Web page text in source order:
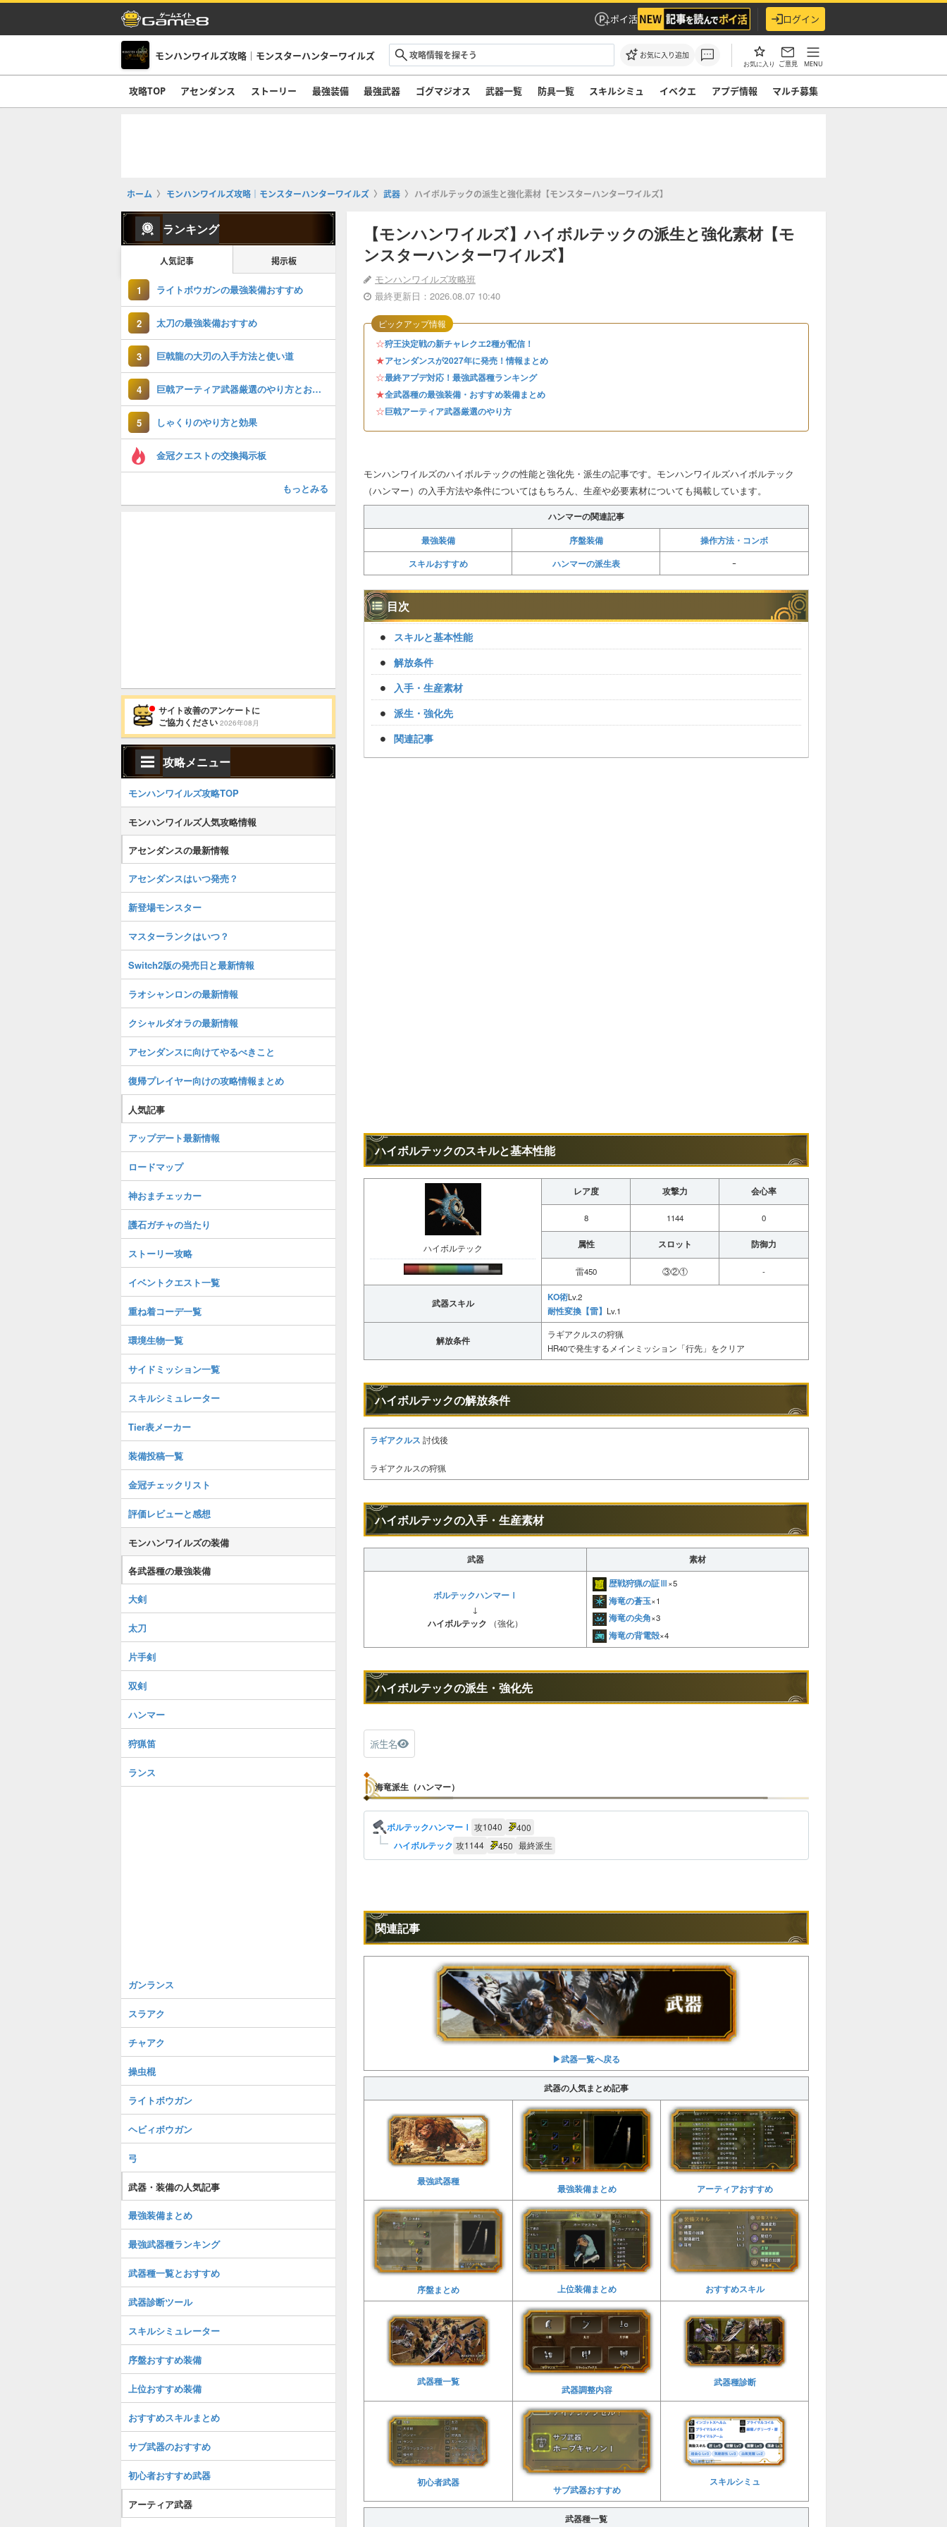
ポイ活 ログイン
モンハンワイルズ攻略｜モンスターハンターワイルズ お気に入り追加
お気に入り ご意見 MENU
攻略TOP アセンダンス ストーリー 最強装備 最強武器 ゴグマジオス 武器一覧 防具一覧 スキルシミュ イベクエ アプデ情報 マルチ募集
ホーム モンハンワイルズ攻略｜モンスターハンターワイルズ 武器 ハイボルテックの派生と強化素材【モンスターハンターワイルズ】
【モンハンワイルズ】ハイボルテックの派生と強化素材【モ
ンスターハンターワイルズ】
モンハンワイルズ攻略班
最終更新日：2026.08.07 10:40
☆狩王決定戦の新チャレクエ2種が配信！
★アセンダンスが2027年に発売！情報まとめ
☆最終アプデ対応！最強武器種ランキング
★全武器種の最強装備・おすすめ装備まとめ
☆巨戟アーティア武器厳選のやり方
ピックアップ情報
モンハンワイルズのハイボルテックの性能と強化先・派生の記事です。モンハンワイルズハイボルテック
（ハンマー）の入手方法や条件についてはもちろん、生産や必要素材についても掲載しています。
ハンマーの関連記事
最強装備 序盤装備
操作方法・コンボ
スキルおすすめ
ハンマーの派生表 ｰ
目次
スキルと基本性能
解放条件
入手・生産素材
派生・強化先
関連記事
ハイボルテックのスキルと基本性能
ハイボルテック
レア度 攻撃力 会心率
8 1144 0
属性 スロット 防御力
雷450 ③②① -
武器スキル
KO術Lv.2
耐性変換【雷】 Lv.1
解放条件
ラギアクルスの狩猟
HR40で発生するメインミッション「行先」をクリア
ハイボルテックの解放条件
ラギアクルス 討伐後
ラギアクルスの狩猟
ハイボルテックの入手・生産素材
武器 素材
ボルテックハンマーⅠ
↓
ハイボルテック （強化）
歴戦狩猟の証Ⅲ×5
海竜の蒼玉×1
海竜の尖角×3
海竜の背電殻×4
ハイボルテックの派生・強化先
派生名
海竜派生（ハンマー）
ボルテックハンマーⅠ 攻1040 400
ハイボルテック 攻1144 450 最終派生
関連記事
▶︎武器一覧へ戻る
武器の人気まとめ記事
最強武器種
最強装備まとめ アーティアおすすめ
序盤まとめ 上位装備まとめ おすすめスキル
武器種一覧
武器調整内容
武器種診断
初心者武器
サブ武器おすすめ
スキルシミュ
武器種一覧
ランキング
人気記事 掲示板
1 ライトボウガンの最強装備おすすめ
2 太刀の最強装備おすすめ
3 巨戟龍の大刃の入手方法と使い道
4 巨戟アーティア武器厳選のやり方とおすすめスキル
5 しゃくりのやり方と効果
金冠クエストの交換掲示板
もっとみる
サイト改善のアンケートに
ご協力ください 2026年08月
攻略メニュー
モンハンワイルズ攻略TOP
モンハンワイルズ人気攻略情報
アセンダンスの最新情報
アセンダンスはいつ発売？
新登場モンスター
マスターランクはいつ？
Switch2版の発売日と最新情報
ラオシャンロンの最新情報
クシャルダオラの最新情報
アセンダンスに向けてやるべきこと
復帰プレイヤー向けの攻略情報まとめ
人気記事
アップデート最新情報
ロードマップ
神おまチェッカー
護石ガチャの当たり
ストーリー攻略
イベントクエスト一覧
重ね着コーデ一覧
環境生物一覧
サイドミッション一覧
スキルシミュレーター
Tier表メーカー
装備投稿一覧
金冠チェックリスト
評価レビューと感想
モンハンワイルズの装備
各武器種の最強装備
大剣
太刀
片手剣
双剣
ハンマー
狩猟笛
ランス
ガンランス
スラアク
チャアク
操虫棍
ライトボウガン
ヘビィボウガン
弓
武器・装備の人気記事
最強装備まとめ
最強武器種ランキング
武器種一覧とおすすめ
武器診断ツール
スキルシミュレーター
序盤おすすめ装備
上位おすすめ装備
おすすめスキルまとめ
サブ武器のおすすめ
初心者おすすめ武器
アーティア武器